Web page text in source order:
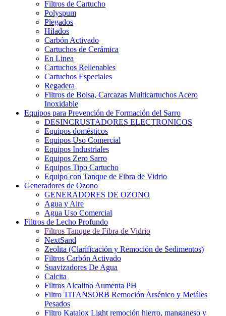
Filtros de Cartucho
Polyspum
Plegados
Hilados
Carbón Activado
Cartuchos de Cerámica
En Linea
Cartuchos Rellenables
Cartuchos Especiales
Regadera
Filtros de Bolsa, Carcazas Multicartuchos Acero
Inoxidable
Equipos para Prevención de Formación del Sarro
DESINCRUSTADORES ELECTRONICOS
Equipos domésticos
Equipos Uso Comercial
Equipos Industriales
Equipos Zero Sarro
Equipos Tipo Cartucho
Equipo con Tanque de Fibra de Vidrio
Generadores de Ozono
GENERADORES DE OZONO
Agua y Aire
Agua Uso Comercial
Filtros de Lecho Profundo
Filtros Tanque de Fibra de Vidrio
NextSand
Zeolita (Clarificación y Remoción de Sedimentos)
Filtros Carbón Activado
Suavizadores De Agua
Calcita
Filtros Alcalino Aumenta PH
Filtro TITANSORB Remoción Arsénico y Metáles
Pesados
Filtro Katalox Light remoción hierro, manganeso y